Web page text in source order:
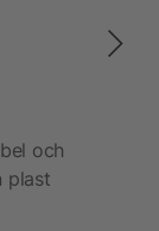
och
plast